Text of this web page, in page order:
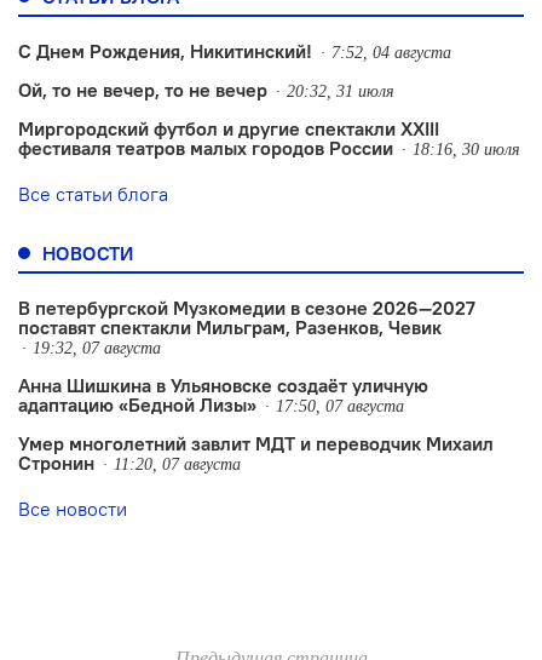
С Днем Рождения, Никитинский! 7:52, 04 августа
Ой, то не вечер, то не вечер 20:32, 31 июля
Миргородский футбол и другие спектакли XXIII
фестиваля театров малых городов России
18:16, 30 июля
Все статьи блога
НОВОСТИ
В петербургской Музкомедии в сезоне 2026—2027
поставят спектакли Мильграм, Разенков, Чевик
19:32, 07 августа
Анна Шишкина в Ульяновске создаëт уличную
адаптацию «Бедной Лизы»
17:50, 07 августа
Умер многолетний завлит МДТ и переводчик Михаил
Стронин
11:20, 07 августа
Все новости